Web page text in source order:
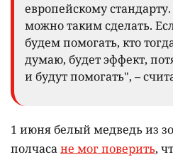
европейскому
можно таким сделать.
будем помогать, кто
думаю, будет эффект,
и будут помогать", –
1 июня белый медведь из
полчасане мог поверить,